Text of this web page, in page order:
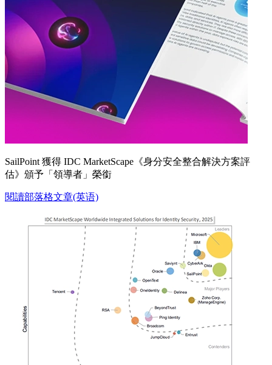
SailPoint 獲得 IDC MarketScape《身分安全整合解決方案評
估》頒予「領導者」榮銜
閱讀部落格文章(英语)